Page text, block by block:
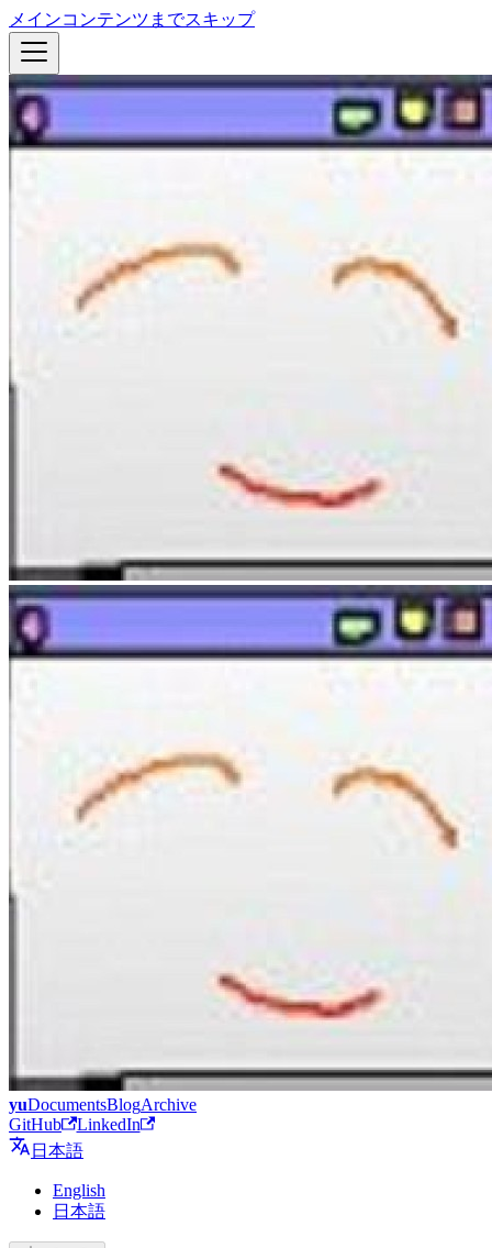
メインコンテンツまでスキップ
yuDocumentsBlogArchive
GitHub
LinkedIn
日本語
English
日本語